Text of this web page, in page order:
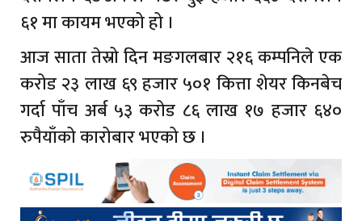
६१ मा कायम भएको हो ।
आज साता तेस्रो दिन मङगलबार २१६ कम्पनिले एक
करोड २३ लाख ६९ हजार ५०१ कित्ता शेयर किनबेच
गर्दा पाँच अर्ब ५३ करोड ८६ लाख १७ हजार ६४०
रुपैयाँको कारोबार भएको छ ।